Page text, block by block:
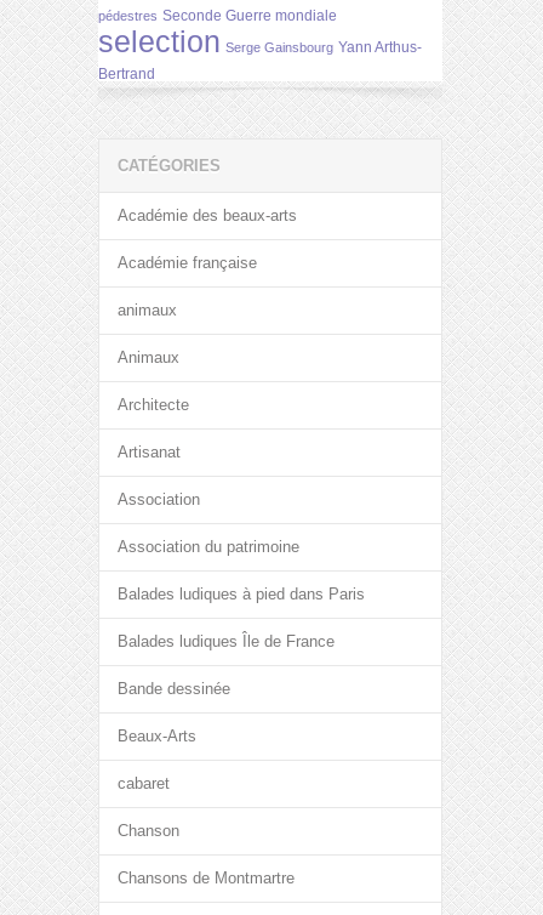
pédestres Seconde Guerre mondiale
selection Serge Gainsbourg Yann Arthus-
Bertrand
CATÉGORIES
Académie des beaux-arts
Académie française
animaux
Animaux
Architecte
Artisanat
Association
Association du patrimoine
Balades ludiques à pied dans Paris
Balades ludiques Île de France
Bande dessinée
Beaux-Arts
cabaret
Chanson
Chansons de Montmartre